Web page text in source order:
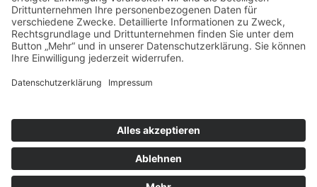
Museum Alte Lateinschule
Bauernmuseum Zabeltitz
Veranstaltungen
Navigation überspringen
Museumspädagogik
Datenschutz